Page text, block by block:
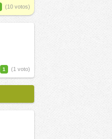
(10 votos)
1 (1 voto)